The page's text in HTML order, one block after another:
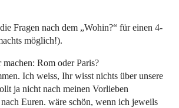
Fragen nach dem „Wohin?“ für einen 4-
möglich!).
Rom oder Paris?
Ich weiss, Ihr wisst nichts über unsere
ja nicht nach meinen Vorlieben
Euren. wäre schön, wenn ich jeweils